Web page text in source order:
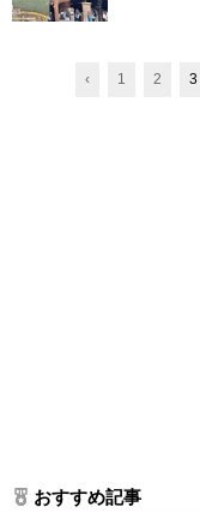
‹ 1 2 3
おすすめ記事